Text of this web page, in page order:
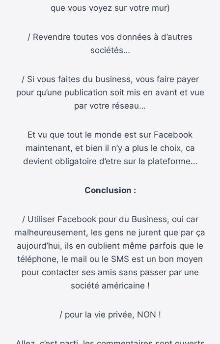
que vous voyez sur votre mur)
/ Revendre toutes vos données à d’autres
sociétés…
/ Si vous faites du business, vous faire payer
pour qu’une publication soit mis en avant et vue
par votre réseau…
Et vu que tout le monde est sur Facebook
maintenant, et bien il n’y a plus le choix, ca
devient obligatoire d’etre sur la plateforme…
Conclusion :
/ Utiliser Facebook pour du Business, oui car
malheureusement, les gens ne jurent que par ça
aujourd’hui, ils en oublient même parfois que le
téléphone, le mail ou le SMS est un bon moyen
pour contacter ses amis sans passer par une
société américaine !
/ pour la vie privée, NON !